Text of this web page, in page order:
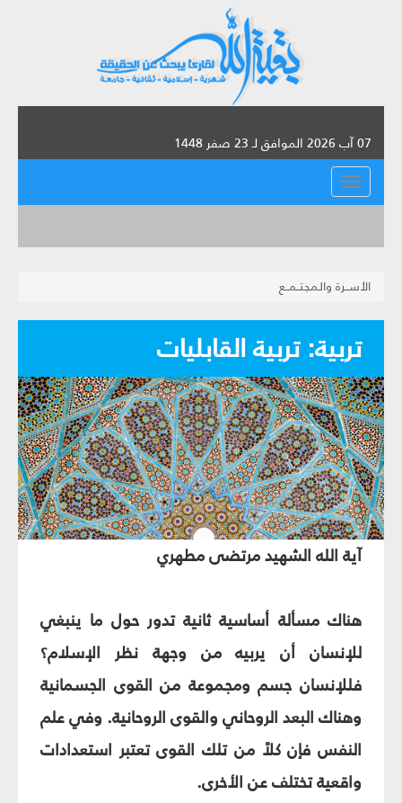
07 آب 2026 الموافق لـ 23 صفر 1448
القائمة
الأســرة والـمجتــمــع
تربية: تربية القابليات‏
آية الله الشهيد مرتضى مطهري‏
هناك مسألة أساسية ثانية تدور حول ما ينبغي
للإنسان أن يربيه من وجهة نظر الإسلام؟
فللإنسان جسم ومجموعة من القوى الجسمانية
وهناك البعد الروحاني والقوى الروحانية. وفي علم
النفس فإن كلاً من تلك القوى تعتبر استعدادات
واقعية تختلف عن الأخرى.